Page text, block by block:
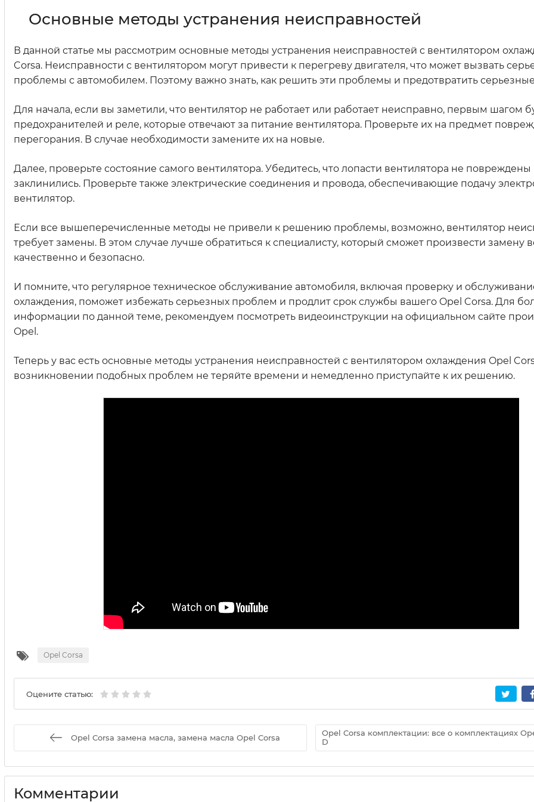
Основные методы устранения неисправностей
В данной статье мы рассмотрим основные методы устранения неисправностей с вентилятором
Corsa. Неисправности с вентилятором могут привести к перегреву двигателя, что может вызвать
проблемы с автомобилем. Поэтому важно знать, как решить эти проблемы и предотвратить
Для начала, если вы заметили, что вентилятор не работает или работает неисправно, первым шагом
предохранителей и реле, которые отвечают за питание вентилятора. Проверьте их на предмет
перегорания. В случае необходимости замените их на новые.
Далее, проверьте состояние самого вентилятора. Убедитесь, что лопасти вентилятора не
заклинились. Проверьте также электрические соединения и провода, обеспечивающие подачу
вентилятор.
Если все вышеперечисленные методы не привели к решению проблемы, возможно, вентилятор
требует замены. В этом случае лучше обратиться к специалисту, который сможет произвести замену
качественно и безопасно.
И помните, что регулярное техническое обслуживание автомобиля, включая проверку и
охлаждения, поможет избежать серьезных проблем и продлит срок службы вашего Opel Corsa. Для
информации по данной теме, рекомендуем посмотреть видеоинструкции на официальном сайте
Opel.
Теперь у вас есть основные методы устранения неисправностей с вентилятором охлаждения Opel
возникновении подобных проблем не теряйте времени и немедленно приступайте к их решению.
Opel Corsa
Оцените статью:
Opel Corsa замена масла, замена масла Opel Corsa
Opel Corsa комплектации: все о комплектациях
D
Комментарии